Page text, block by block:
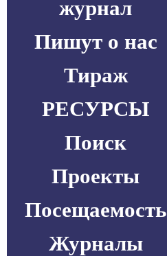
журнал
Пишут о нас
Тираж
РЕСУРСЫ
Поиск
Проекты
Посещаемость
Журналы